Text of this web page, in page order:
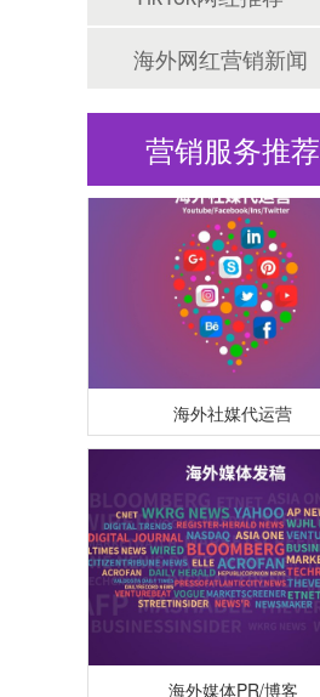
海外网红营销新闻
营销服务推荐
海外网红营销
海外社媒代运营
海外媒体PR/博客